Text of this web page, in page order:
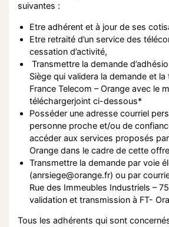
suivantes :
Etre adhérent et à jour de ses
Etre retraité d’un service des
cessation d’activité,
Transmettre la demande
Siège qui validera la demande et
France Telecom – Orange avec le
téléchargerjoint ci-dessous*
Posséder une adresse courriel
personne proche et/ou de
accéder aux services proposés
Orange dans le cadre de cette
Transmettre la demande par voie
(anrsiege@orange.fr) ou par
Rue des Immeubles Industriels –
validation et transmission à FT-
Tous les adhérents qui sont